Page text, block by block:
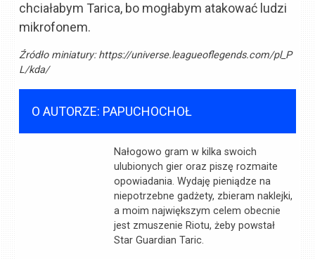
chciałabym Tarica, bo mogłabym atakować ludzi
mikrofonem.
Źródło miniatury:https://universe.leagueoflegends.com/pl_P
L/kda/
O AUTORZE: PAPUCHOCHOŁ
Nałogowo gram w kilka swoich
ulubionych gier oraz piszę rozmaite
opowiadania. Wydaję pieniądze na
niepotrzebne gadżety, zbieram naklejki,
a moim największym celem obecnie
jest zmuszenie Riotu, żeby powstał
Star Guardian Taric.